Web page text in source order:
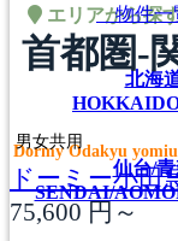
エリアから探
北海
仙台/
SENDAI/
物件一
首都圏-
男女共用
Dormy Odakyu
ドーミー小田
75,600 円～